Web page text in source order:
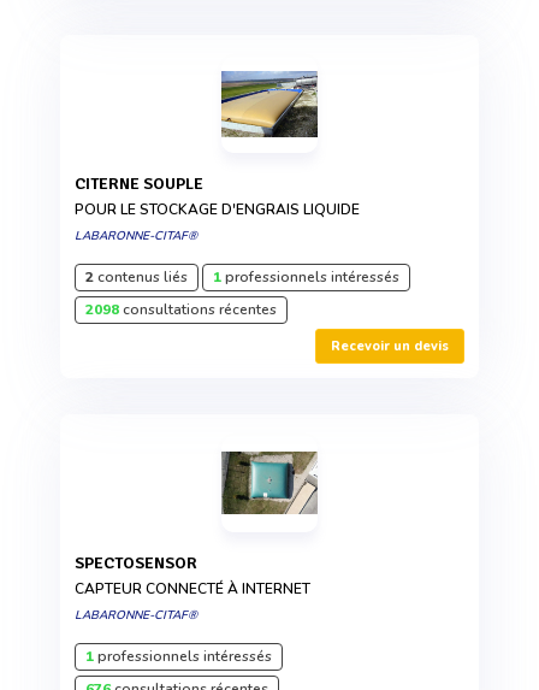
CITERNE SOUPLE
POUR LE STOCKAGE D'ENGRAIS LIQUIDE
LABARONNE-CITAF®
2contenus liés 1professionnels intéressés
2098consultations récentes
Recevoir un devis
SPECTOSENSOR
CAPTEUR CONNECTÉ À INTERNET
LABARONNE-CITAF®
1professionnels intéressés